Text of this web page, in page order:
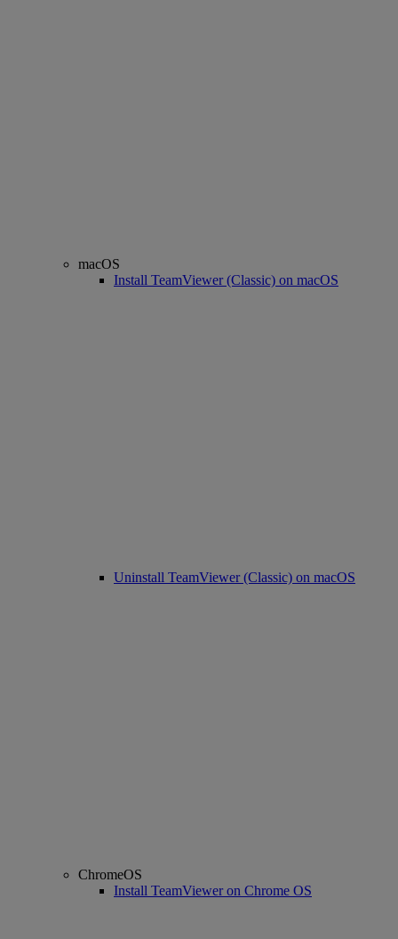
macOS
Install TeamViewer (Classic) on macOS
Uninstall TeamViewer (Classic) on macOS
ChromeOS
Install TeamViewer on Chrome OS